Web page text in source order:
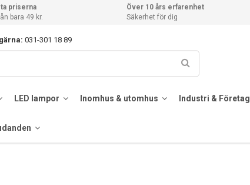
priserna
bara 49 kr.
Över 10 års erfarenhet
Säkerhet för dig
031-301 18 89
LED lampor Inomhus & utomhus Industri & Företag